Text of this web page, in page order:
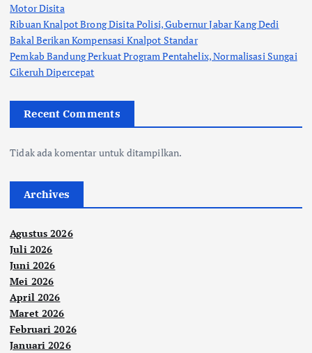
Motor Disita
Ribuan Knalpot Brong Disita Polisi, Gubernur Jabar Kang Dedi
Bakal Berikan Kompensasi Knalpot Standar
Pemkab Bandung Perkuat Program Pentahelix, Normalisasi Sungai
Cikeruh Dipercepat
Recent Comments
Tidak ada komentar untuk ditampilkan.
Archives
Agustus 2026
Juli 2026
Juni 2026
Mei 2026
April 2026
Maret 2026
Februari 2026
Januari 2026